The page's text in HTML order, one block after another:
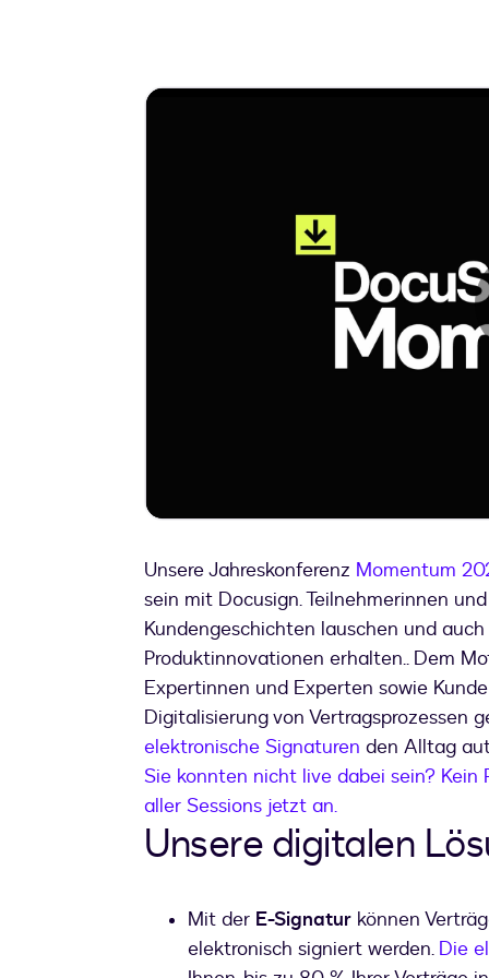
Unsere Jahreskonferenz Momentum
sein mit Docusign. Teilnehmerinnen
Kundengeschichten lauschen und
Produktinnovationen erhalten.. Dem
Expertinnen und Experten sowie
Digitalisierung von Vertragsprozessen
elektronische Signaturen den Alltag
Sie konnten nicht live dabei sein?
aller Sessions jetzt an.
Unsere digitalen
Mit der E-Signatur können
elektronisch signiert werden. Die